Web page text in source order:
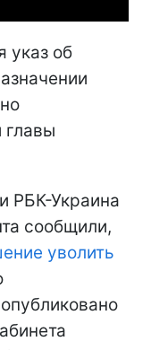
указ об
РБК-Украина
сообщили,
уволить